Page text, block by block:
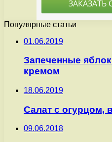
Популярные статьи
01.06.2019
Запеченные
кремом
18.06.2019
Салат с огурцом,
09.06.2018